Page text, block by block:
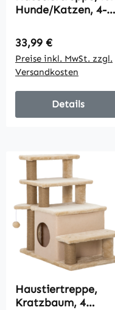
Hunde/Katzen, 4-
bis 30 kg, 40 x 59 x
54,2 cm, Natur
Regulärer Preis:
33,99 €
Preise inkl. MwSt. zzgl.
Versandkosten
Details
Haustiertreppe,
Kratzbaum, 4